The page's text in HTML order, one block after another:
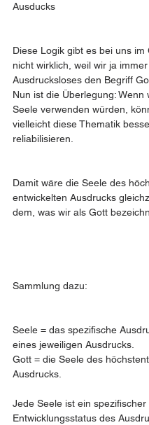
Ausducks
Diese Logik gibt es bei uns im
nicht wirklich, weil wir ja
Ausdrucksloses den Begriff
Nun ist die Überlegung: Wenn
Seele verwenden würden,
vielleicht diese Thematik
reliabilisieren.
Damit wäre die Seele des
entwickelten Ausdrucks
dem, was wir als Gott
Sammlung dazu:
Seele = das spezifische
eines jeweiligen Ausdrucks.
Gott = die Seele des
Ausdrucks.
Jede Seele ist ein spezifischer
Entwicklungsstatus des